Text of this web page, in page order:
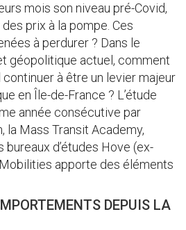
mois son niveau pré-Covid,
prix à la pompe. Ces
à perdurer ? Dans le
géopolitique actuel, comment
continuer à être un levier majeur
en Île-de-France ? L’étude
année consécutive par
la Mass Transit Academy,
bureaux d’études Hove (ex-
apporte des éléments
DEPUIS LA